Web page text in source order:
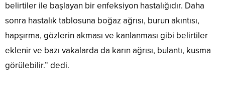
belirtiler ile başlayan bir enfeksiyon hastalığıdır. Daha
sonra hastalık tablosuna boğaz ağrısı, burun akıntısı,
hapşırma, gözlerin akması ve kanlanması gibi belirtiler
eklenir ve bazı vakalarda da karın ağrısı, bulantı, kusma
görülebilir.” dedi.